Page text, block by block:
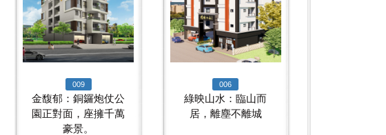
009
金馥郁：銅鑼炮仗公
園正對面，座擁千萬
豪景。
006
綠映山水：臨山而
居，離塵不離城